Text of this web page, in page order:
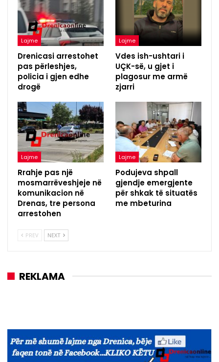
Lajme
Drenicasi arrestohet
pas përleshjes,
policia i gjen edhe
drogë
Lajme
Vdes ish-ushtari i
UÇK-së, u gjet i
plagosur me armë
zjarri
Lajme
Rrahje pas një
mosmarrëveshjeje në
komunikacion në
Drenas, tre persona
arrestohen
Lajme
Podujeva shpall
gjendje emergjente
për shkak të situatës
me mbeturina
PREV NEXT
REKLAMA